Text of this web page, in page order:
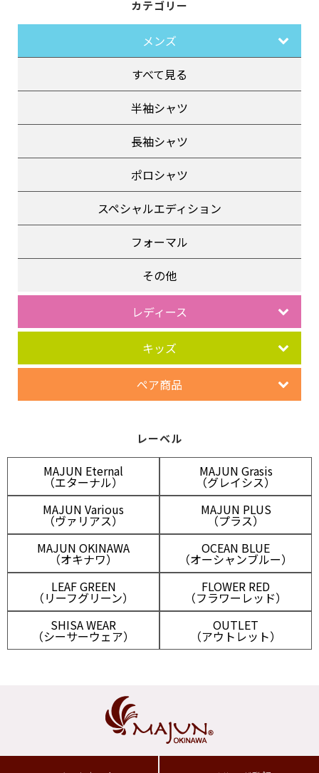
カテゴリー
メンズ
すべて見る
半袖シャツ
長袖シャツ
ポロシャツ
スペシャルエディション
フォーマル
その他
レディース
キッズ
ペア商品
レーベル
MAJUN Eternal
（エターナル）
MAJUN Grasis
（グレイシス）
MAJUN Various
（ヴァリアス）
MAJUN PLUS
（プラス）
MAJUN OKINAWA
（オキナワ）
OCEAN BLUE
（オーシャンブルー）
LEAF GREEN
（リーフグリーン）
FLOWER RED
（フラワーレッド）
SHISA WEAR
（シーサーウェア）
OUTLET
（アウトレット）